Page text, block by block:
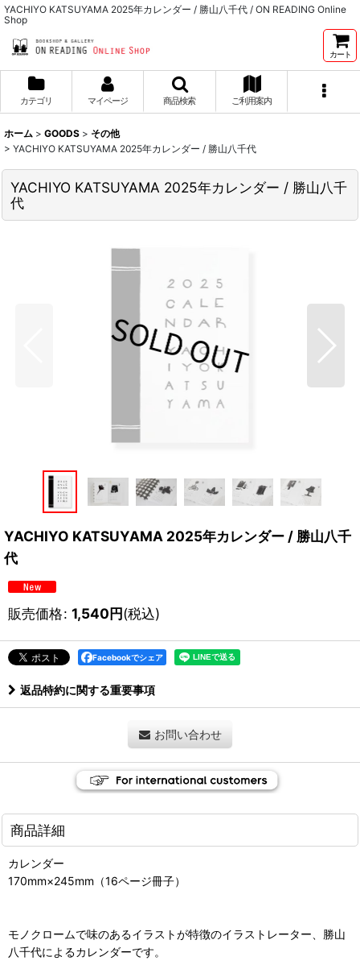
YACHIYO KATSUYAMA 2025年カレンダー / 勝山八千代 / ON READING Online
Shop
カート
カテゴリ マイページ 商品検索 ご利用案内
ホーム > GOODS > その他
> YACHIYO KATSUYAMA 2025年カレンダー / 勝山八千代
YACHIYO KATSUYAMA 2025年カレンダー / 勝山八千
代
YACHIYO KATSUYAMA 2025年カレンダー / 勝山八千
代
販売価格: 1,540円(税込)
Facebookでシェア
返品特約に関する重要事項
お問い合わせ
商品詳細
カレンダー
170mm×245mm（16ページ冊子）
モノクロームで味のあるイラストが特徴のイラストレーター、勝山
八千代によるカレンダーです。